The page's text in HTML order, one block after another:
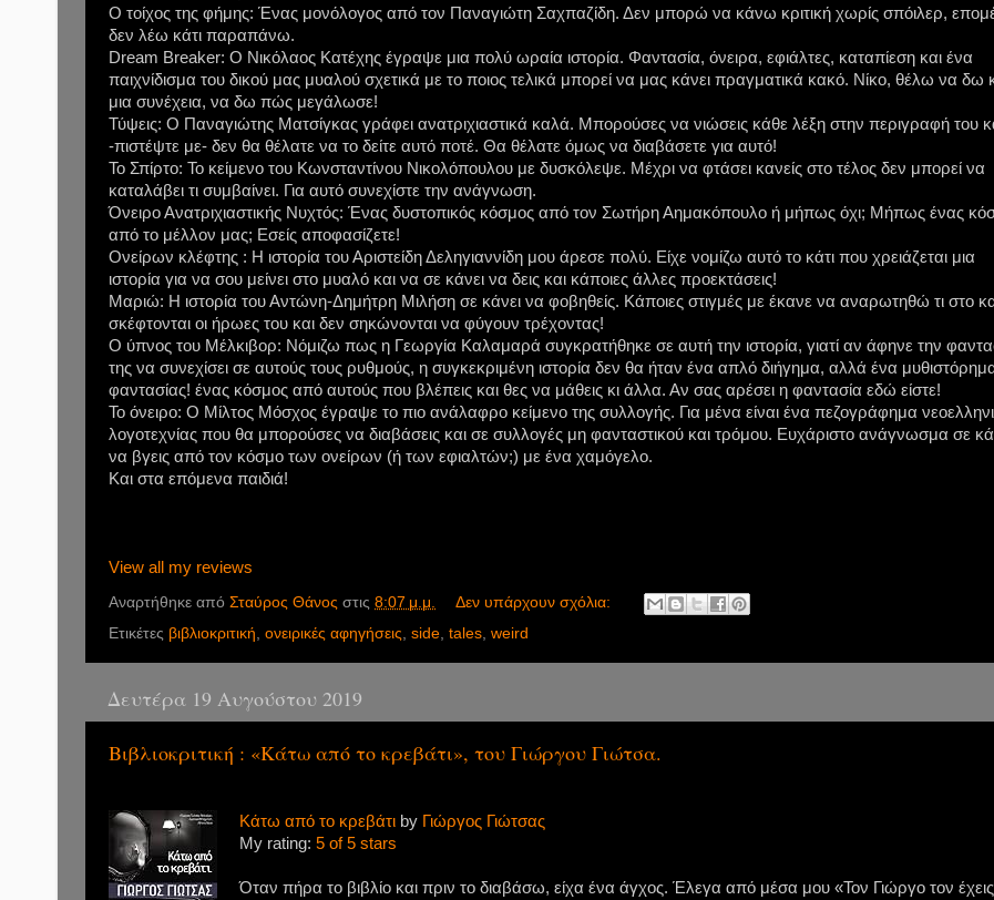
Ο τοίχος της φήμης: Ένας μονόλογος από τον Παναγιώτη Σαχπαζίδη. Δεν μπορώ να κάνω κριτική χωρίς σπόιλερ,
δεν λέω κάτι παραπάνω.
Dream Breaker: Ο Νικόλαος Κατέχης έγραψε μια πολύ ωραία ιστορία. Φαντασία, όνειρα, εφιάλτες, καταπίεση και ένα
παιχνίδισμα του δικού μας μυαλού σχετικά με το ποιος τελικά μπορεί να μας κάνει πραγματικά κακό. Νίκο, θέλω να δω
μια συνέχεια, να δω πώς μεγάλωσε!
Τύψεις: Ο Παναγιώτης Ματσίγκας γράφει ανατριχιαστικά καλά. Μπορούσες να νιώσεις κάθε λέξη στην περιγραφή του
-πιστέψτε με- δεν θα θέλατε να το δείτε αυτό ποτέ. Θα θέλατε όμως να διαβάσετε για αυτό!
Το Σπίρτο: Το κείμενο του Κωνσταντίνου Νικολόπουλου με δυσκόλεψε. Μέχρι να φτάσει κανείς στο τέλος δεν μπορεί να
καταλάβει τι συμβαίνει. Για αυτό συνεχίστε την ανάγνωση.
Όνειρο Ανατριχιαστικής Νυχτός: Ένας δυστοπικός κόσμος από τον Σωτήρη Αημακόπουλο ή μήπως όχι; Μήπως ένας
από το μέλλον μας; Εσείς αποφασίζετε!
Ονείρων κλέφτης : Η ιστορία του Αριστείδη Δεληγιαννίδη μου άρεσε πολύ. Είχε νομίζω αυτό το κάτι που χρειάζεται μια
ιστορία για να σου μείνει στο μυαλό και να σε κάνει να δεις και κάποιες άλλες προεκτάσεις!
Μαριώ: Η ιστορία του Αντώνη-Δημήτρη Μιλήση σε κάνει να φοβηθείς. Κάποιες στιγμές με έκανε να αναρωτηθώ τι στο
σκέφτονται οι ήρωες του και δεν σηκώνονται να φύγουν τρέχοντας!
Ο ύπνος του Μέλκιβορ: Νόμιζω πως η Γεωργία Καλαμαρά συγκρατήθηκε σε αυτή την ιστορία, γιατί αν άφηνε την
της να συνεχίσει σε αυτούς τους ρυθμούς, η συγκεκριμένη ιστορία δεν θα ήταν ένα απλό διήγημα, αλλά ένα
φαντασίας! ένας κόσμος από αυτούς που βλέπεις και θες να μάθεις κι άλλα. Αν σας αρέσει η φαντασία εδώ είστε!
Το όνειρο: Ο Μίλτος Μόσχος έγραψε το πιο ανάλαφρο κείμενο της συλλογής. Για μένα είναι ένα πεζογράφημα
λογοτεχνίας που θα μπορούσες να διαβάσεις και σε συλλογές μη φανταστικού και τρόμου. Ευχάριστο ανάγνωσμα σε
να βγεις από τον κόσμο των ονείρων (ή των εφιαλτών;) με ένα χαμόγελο.
Και στα επόμενα παιδιά!
View all my reviews
Αναρτήθηκε από Σταύρος Θάνος στις 8:07 μ.μ.
Δεν υπάρχουν σχόλια:
Ετικέτες βιβλιοκριτική, ονειρικές αφηγήσεις, side, tales, weird
Δευτέρα 19 Αυγούστου 2019
Βιβλιοκριτική : «Κάτω από το κρεβάτι», του Γιώργου Γιώτσα.
Κάτω από το κρεβάτι by Γιώργος Γιώτσας
My rating: 5 of 5 stars
Όταν πήρα το βιβλίο και πριν το διαβάσω, είχα ένα άγχος. Έλεγα από μέσα μου «Τον Γιώργο τον έχεις